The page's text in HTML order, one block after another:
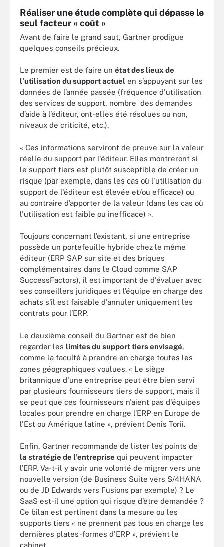
Réaliser une étude complète qui dépasse le
seul facteur « coût »
Avant de faire le grand saut, Gartner prodigue
quelques conseils précieux.
Le premier est de faire un état des lieux de
l’utilisation du support actuel en s’appuyant sur les
données de l’année passée (fréquence d'utilisation
des services de support, nombre des demandes
d’aide à l’éditeur, ont-elles été résolues ou non,
niveaux de criticité, etc.).
« Ces informations serviront de preuve sur la valeur
réelle du support par l'éditeur. Elles montreront si
le support tiers est plutôt susceptible de créer un
risque (par exemple, dans les cas où l'utilisation du
support de l'éditeur est élevée et/ou efficace) ou
au contraire d’apporter de la valeur (dans les cas où
l'utilisation est faible ou inefficace) ».
Toujours concernant l’existant, si une entreprise
possède un portefeuille hybride chez le même
éditeur (ERP SAP sur site et des briques
complémentaires dans le Cloud comme SAP
SuccessFactors), il est important de d'évaluer avec
ses conseillers juridiques et l’équipe en charge des
achats s'il est faisable d'annuler uniquement les
contrats pour l’ERP.
Le deuxième conseil du Gartner est de bien
regarder les limites du support tiers envisagé,
comme la faculté à prendre en charge toutes les
zones géographiques voulues. « Le siège
britannique d'une entreprise peut être bien servi
par plusieurs fournisseurs tiers de support, mais il
se peut que ces fournisseurs n'aient pas d'équipes
locales pour prendre en charge l’ERP en Europe de
l'Est ou Amérique latine », prévient Denis Torii.
Enfin, Gartner recommande de lister les points de
la stratégie de l’entreprise qui peuvent impacter
l’ERP. Va-t-il y avoir une volonté de migrer vers une
nouvelle version (de Business Suite vers S/4HANA
ou de JD Edwards vers Fusions par exemple) ? Le
SaaS est-il une option qui risque d’être demandée ?
Ce bilan est pertinent dans la mesure ou les
supports tiers « ne prennent pas tous en charge les
dernières plates-formes d'ERP », prévient le
cabinet.